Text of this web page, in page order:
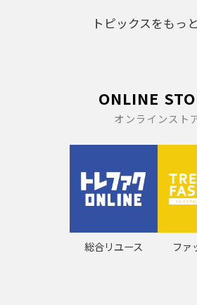
トピックスをもっ
ONLINE
オンラインスト
総合リユース ファ